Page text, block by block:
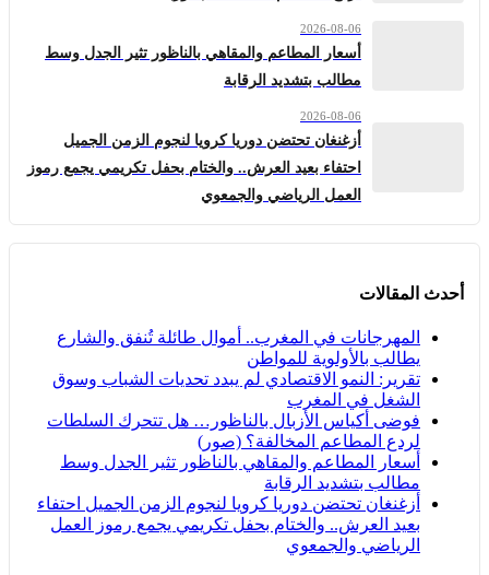
2026-08-06
أسعار المطاعم والمقاهي بالناظور تثير الجدل وسط
مطالب بتشديد الرقابة
2026-08-06
أزغنغان تحتضن دوريا كرويا لنجوم الزمن الجميل
احتفاء بعيد العرش.. والختام بحفل تكريمي يجمع رموز
العمل الرياضي والجمعوي
أحدث المقالات
المهرجانات في المغرب.. أموال طائلة تُنفق والشارع
يطالب بالأولوية للمواطن
تقرير: النمو الاقتصادي لم يبدد تحديات الشباب وسوق
الشغل في المغرب
فوضى أكياس الأزبال بالناظور… هل تتحرك السلطات
لردع المطاعم المخالفة؟ (صور)
أسعار المطاعم والمقاهي بالناظور تثير الجدل وسط
مطالب بتشديد الرقابة
أزغنغان تحتضن دوريا كرويا لنجوم الزمن الجميل احتفاء
بعيد العرش.. والختام بحفل تكريمي يجمع رموز العمل
الرياضي والجمعوي